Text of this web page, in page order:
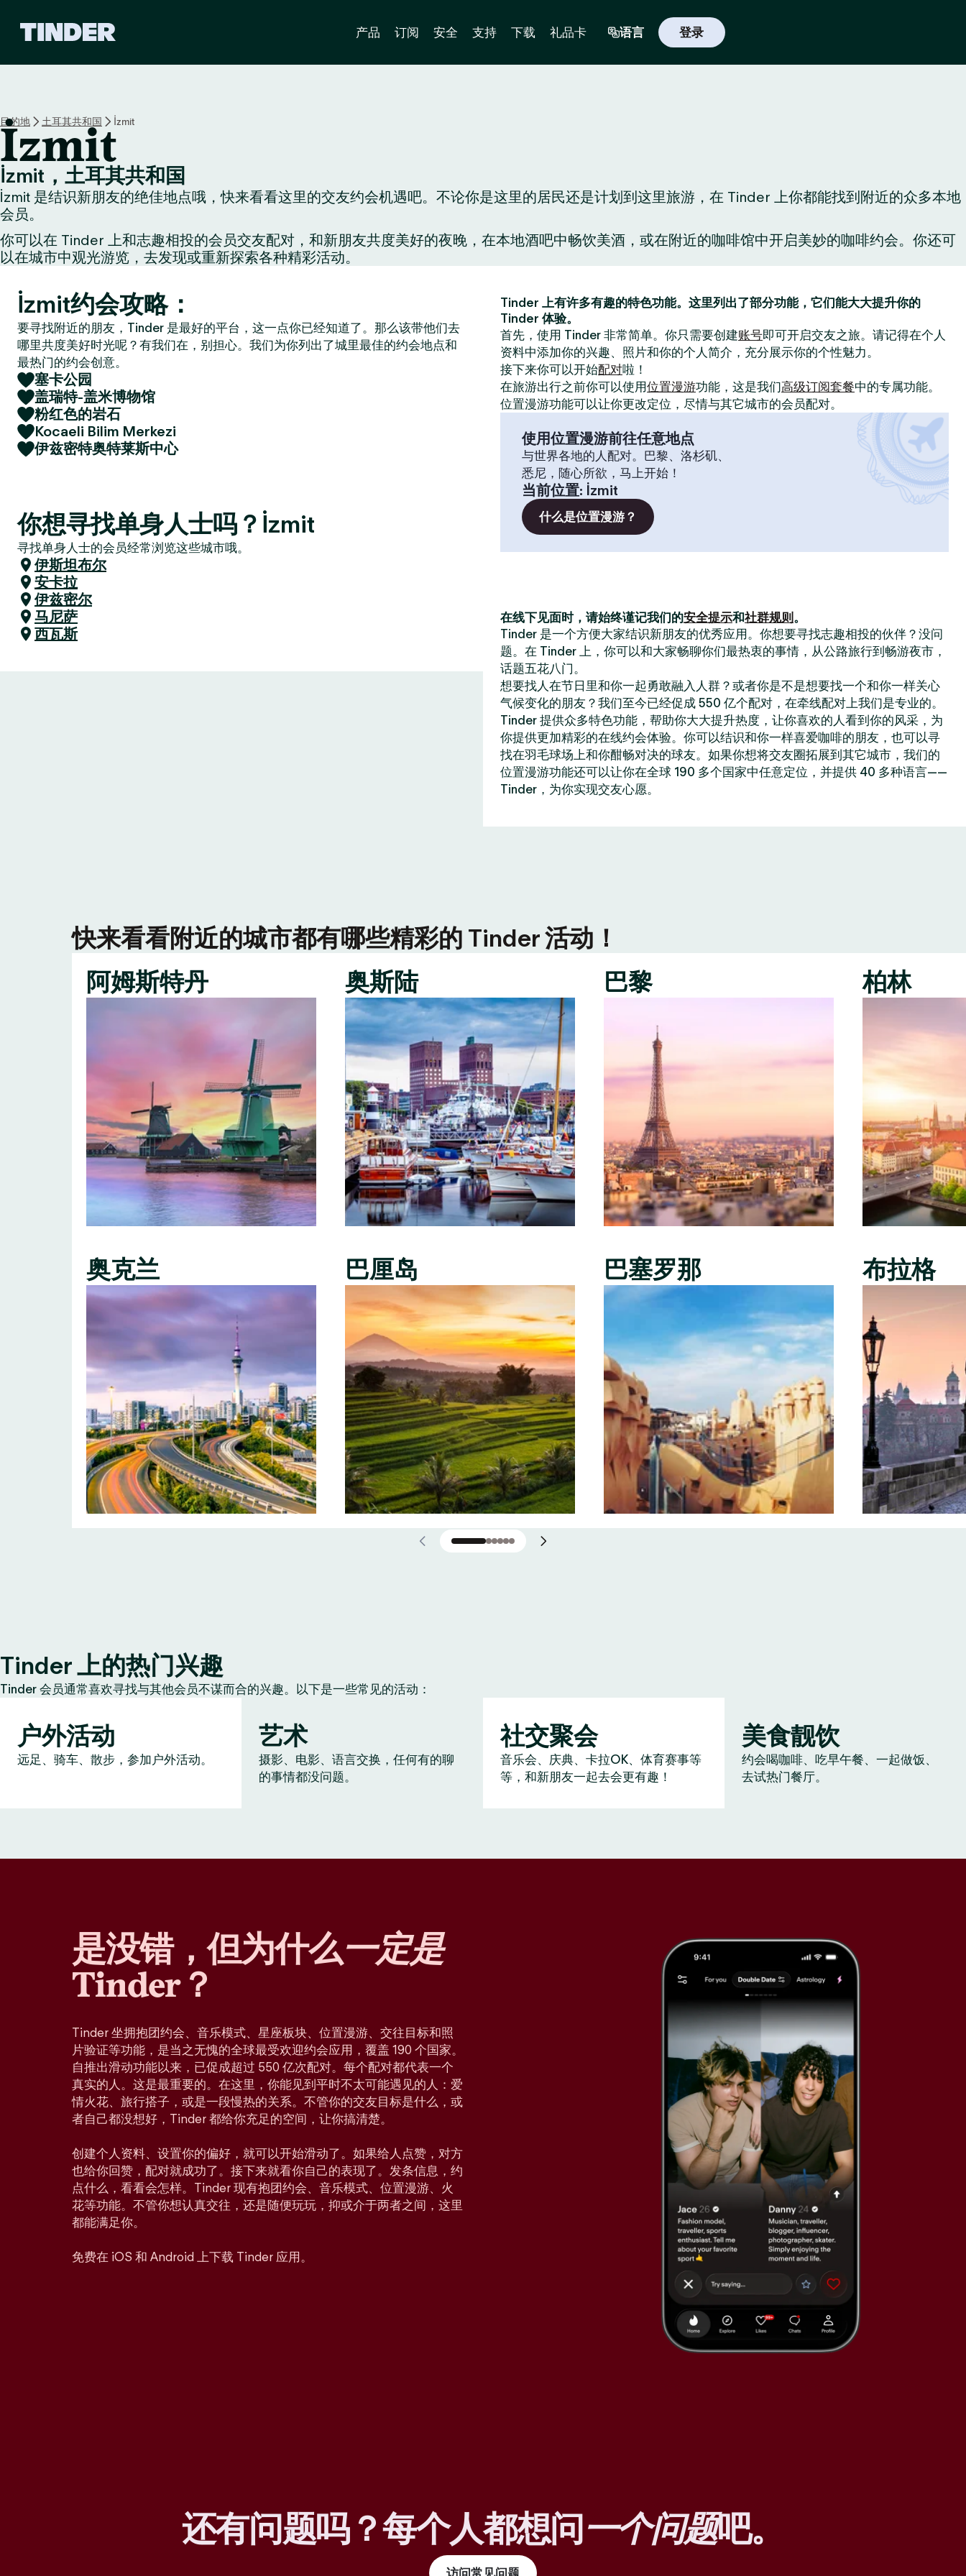
首
产品 订阅 安全 支持 下载 礼品卡 语言 登录
目的地 土耳其共和国 İzmit
İzmit
İzmit，土耳其共和国
İzmit 是结识新朋友的绝佳地点哦，快来看看这里的交友约会机遇吧。不论你是这里的居民还是计划到这里旅游，在 Tinder 上你都能找到附近的众多本地
会员。
你可以在 Tinder 上和志趣相投的会员交友配对，和新朋友共度美好的夜晚，在本地酒吧中畅饮美酒，或在附近的咖啡馆中开启美妙的咖啡约会。你还可
以在城市中观光游览，去发现或重新探索各种精彩活动。
İzmit约会攻略：
要寻找附近的朋友，Tinder 是最好的平台，这一点你已经知道了。那么该带他们去
哪里共度美好时光呢？有我们在，别担心。我们为你列出了城里最佳的约会地点和
最热门的约会创意。
塞卡公园
盖瑞特-盖米博物馆
粉红色的岩石
Kocaeli Bilim Merkezi
伊兹密特奥特莱斯中心
你想寻找单身人士吗？İzmit
寻找单身人士的会员经常浏览这些城市哦。
伊斯坦布尔
安卡拉
伊兹密尔
马尼萨
西瓦斯
Tinder 上有许多有趣的特色功能。这里列出了部分功能，它们能大大提升你的
Tinder 体验。
首先，使用 Tinder 非常简单。你只需要创建账号即可开启交友之旅。请记得在个人
资料中添加你的兴趣、照片和你的个人简介，充分展示你的个性魅力。
接下来你可以开始配对啦！
在旅游出行之前你可以使用位置漫游功能，这是我们高级订阅套餐中的专属功能。
位置漫游功能可以让你更改定位，尽情与其它城市的会员配对。
使用位置漫游前往任意地点
与世界各地的人配对。巴黎、洛杉矶、
悉尼，随心所欲，马上开始！
当前位置: İzmit
什么是位置漫游？
在线下见面时，请始终谨记我们的安全提示和社群规则 。
Tinder 是一个方便大家结识新朋友的优秀应用。你想要寻找志趣相投的伙伴？没问
题。在 Tinder 上，你可以和大家畅聊你们最热衷的事情，从公路旅行到畅游夜市，
话题五花八门。
想要找人在节日里和你一起勇敢融入人群？或者你是不是想要找一个和你一样关心
气候变化的朋友？我们至今已经促成 550 亿个配对，在牵线配对上我们是专业的。
Tinder 提供众多特色功能，帮助你大大提升热度，让你喜欢的人看到你的风采，为
你提供更加精彩的在线约会体验。你可以结识和你一样喜爱咖啡的朋友，也可以寻
找在羽毛球场上和你酣畅对决的球友。如果你想将交友圈拓展到其它城市，我们的
位置漫游功能还可以让你在全球 190 多个国家中任意定位，并提供 40 多种语言——
Tinder，为你实现交友心愿。
快来看看附近的城市都有哪些精彩的 Tinder 活动！
阿姆斯特丹
奥克兰
奥斯陆
巴厘岛
巴黎
巴塞罗那
柏林
布拉格
Tinder 上的热门兴趣
Tinder 会员通常喜欢寻找与其他会员不谋而合的兴趣。以下是一些常见的活动：
户外活动
远足、骑车、散步，参加户外活动。
艺术
摄影、电影、语言交换，任何有的聊
的事情都没问题。
社交聚会
音乐会、庆典、卡拉OK、体育赛事等
等，和新朋友一起去会更有趣！
美食靓饮
约会喝咖啡、吃早午餐、一起做饭、
去试热门餐厅。
是没错，但为什么一定是
Tinder？
Tinder 坐拥抱团约会、音乐模式、星座板块、位置漫游、交往目标和照
片验证等功能，是当之无愧的全球最受欢迎约会应用，覆盖 190 个国家。
自推出滑动功能以来，已促成超过 550 亿次配对。每个配对都代表一个
真实的人。这是最重要的。在这里，你能见到平时不太可能遇见的人：爱
情火花、旅行搭子，或是一段慢热的关系。不管你的交友目标是什么，或
者自己都没想好，Tinder 都给你充足的空间，让你搞清楚。
创建个人资料、设置你的偏好，就可以开始滑动了。如果给人点赞，对方
也给你回赞，配对就成功了。接下来就看你自己的表现了。发条信息，约
点什么，看看会怎样。Tinder 现有抱团约会、音乐模式、位置漫游、火
花等功能。不管你想认真交往，还是随便玩玩，抑或介于两者之间，这里
都能满足你。
免费在 iOS 和 Android 上下载 Tinder 应用。
还有问题吗？每个人都想问一个问题吧。
访问常见问题